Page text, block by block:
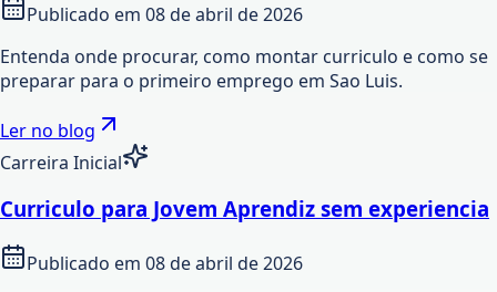
Publicado em 08 de abril de 2026
Entenda onde procurar, como montar curriculo e como se
preparar para o primeiro emprego em Sao Luis.
Ler no blog
Carreira Inicial
Curriculo para Jovem Aprendiz sem experiencia
Publicado em 08 de abril de 2026